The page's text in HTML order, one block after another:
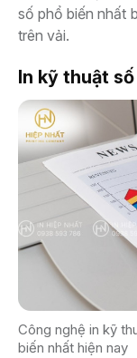
số phổ biến nhất
trên vải.
In kỹ thuật
Công nghệ in kỹ
biến nhất hiện nay